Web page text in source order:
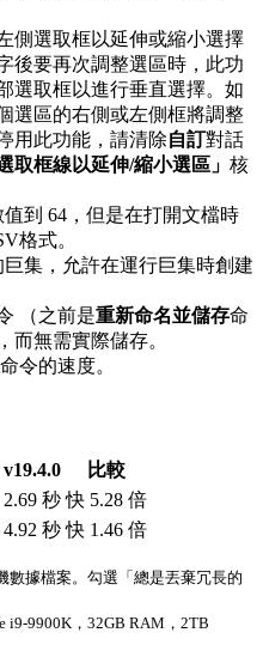
側選取框以延伸或縮小選擇
後要再次調整選區時，此功
選取框以進行垂直選擇。如
選區的右側或左側框將調整
用此功能，請清除自訂對話
取框線以延伸/縮小選區」 核
到 64，但是在打開文檔時
格式。
集，允許在運行巨集時創建
（之前是重新命名並儲存命
而無需實際儲存。
命令的速度。
v19.4.0
比較
2.69 秒 快 5.28 倍
4.92 秒 快 1.46 倍
數據檔案。勾選「總是丟棄冗長的
i9-9900K，32GB RAM，2TB